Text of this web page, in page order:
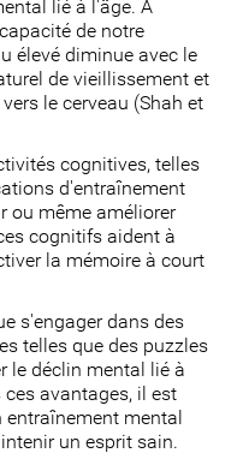
lié à l'âge. À
de notre
élevé diminue avec le
de vieillissement et
le cerveau (Shah et
cognitives, telles
d'entraînement
ou même améliorer
cognitifs aident à
la mémoire à court
s'engager dans des
telles que des puzzles
le déclin mental lié à
avantages, il est
mental
un esprit sain.